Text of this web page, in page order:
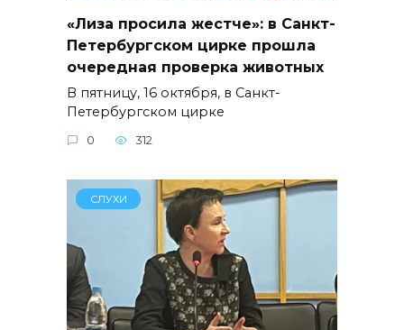
«Лиза просила жестче»: в Санкт-
Петербургском цирке прошла
очередная проверка животных
В пятницу, 16 октября, в Санкт-
Петербургском цирке
0 312
СЛУХИ